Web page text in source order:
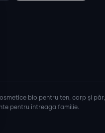
bio pentru ten, corp și păr,
pentru întreaga familie.